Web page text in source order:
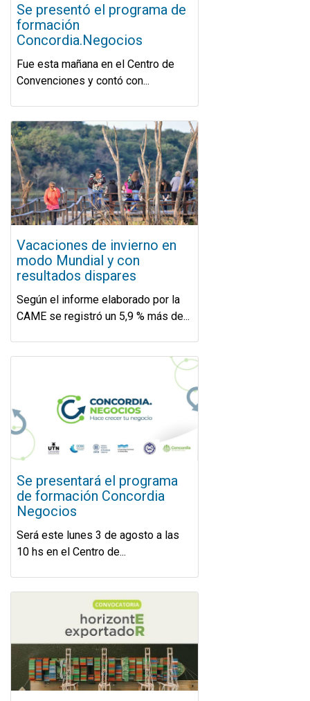
Se presentó el programa de
formación
Concordia.Negocios
Fue esta mañana en el Centro de
Convenciones y contó con...
Vacaciones de invierno en
modo Mundial y con
resultados dispares
Según el informe elaborado por la
CAME se registró un 5,9 % más de...
Se presentará el programa
de formación Concordia
Negocios
Será este lunes 3 de agosto a las
10 hs en el Centro de...